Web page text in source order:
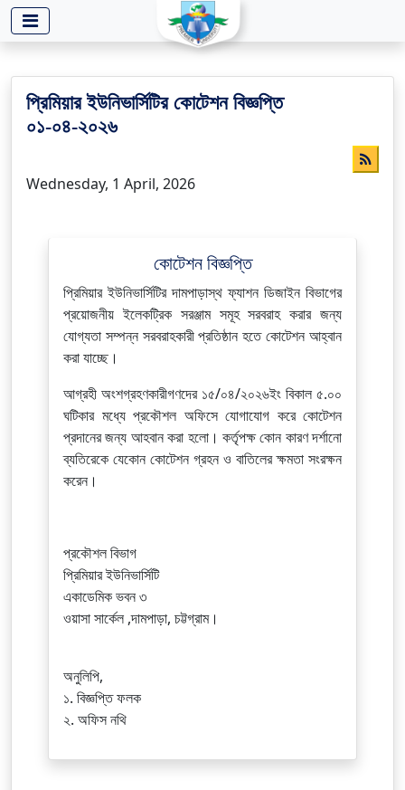
-->
প্রিমিয়ার ইউনিভার্সিটির কোটেশন বিজ্ঞপ্তি
০১-০৪-২০২৬
Wednesday, 1 April, 2026
কোটেশন বিজ্ঞপ্তি
প্রিমিয়ার ইউনিভার্সিটির দামপাড়াস্থ ফ্যাশন ডিজাইন বিভাগের
প্রয়োজনীয় ইলেকট্রিক সরঞ্জাম সমূহ সরবরাহ করার জন্য
যোগ্যতা সম্পন্ন সরবরাহকারী প্রতিষ্ঠান হতে কোটেশন আহ্বান
করা যাচ্ছে।
আগ্রহী অংশগ্রহণকারীগণদের ১৫/০৪/২০২৬ইং বিকাল ৫.০০
ঘটিকার মধ্যে প্রকৌশল অফিসে যোগাযোগ করে কোটেশন
প্রদানের জন্য আহবান করা হলো। কর্তৃপক্ষ কোন কারণ দর্শানো
ব্যতিরেকে যেকোন কোটেশন গ্রহন ও বাতিলের ক্ষমতা সংরক্ষন
করেন।
প্রকৌশল বিভাগ
প্রিমিয়ার ইউনিভার্সিটি
একাডেমিক ভবন ৩
ওয়াসা সার্কেল ,দামপাড়া, চট্টগ্রাম।
অনুলিপি,
১. বিজ্ঞপ্তি ফলক
২. অফিস নথি